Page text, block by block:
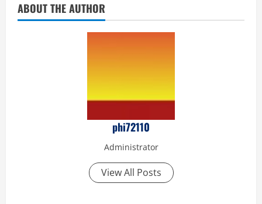
ABOUT THE AUTHOR
phi72110
Administrator
View All Posts